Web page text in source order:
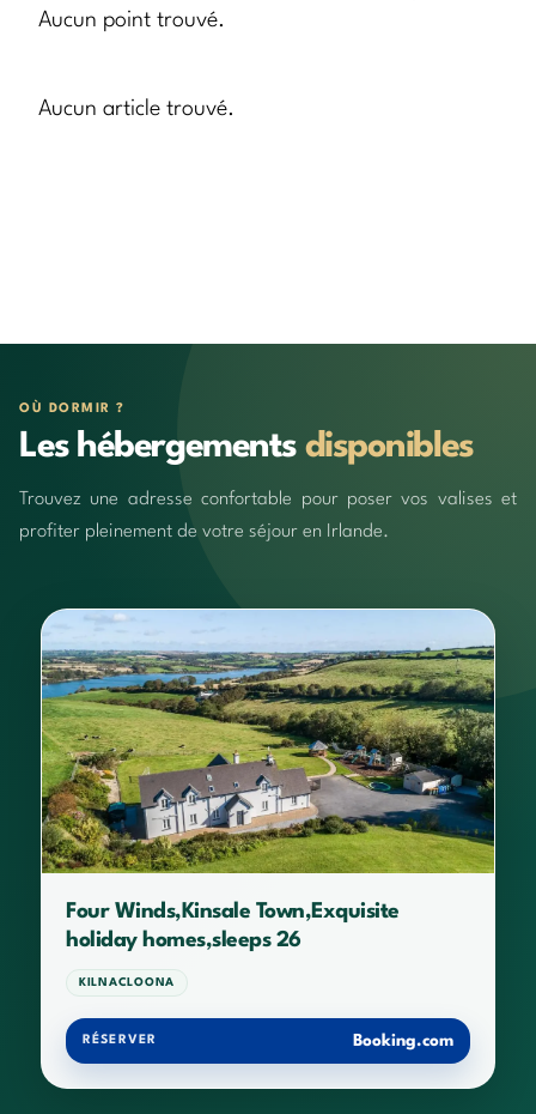
Aucun point trouvé.
Aucun article trouvé.
OÙ DORMIR ?
Les hébergements disponibles
Trouvez une adresse confortable pour poser vos valises et
profiter pleinement de votre séjour en Irlande.
Four Winds,Kinsale Town,Exquisite
holiday homes,sleeps 26
KILNACLOONA
RÉSERVER Booking.com